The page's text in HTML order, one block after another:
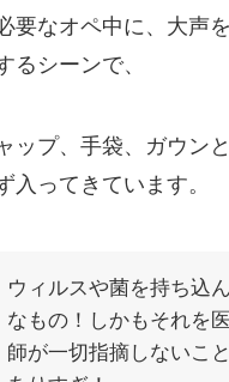
要なオペ中に、大声
るシーンで、
ップ、手袋、ガウン
入ってきています。
ウィルスや菌を持ち込
なもの！しかもそれを
師が一切指摘しないこ